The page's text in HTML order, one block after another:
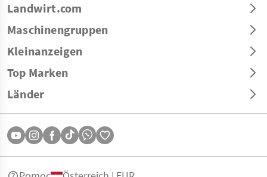
Landwirt.com
Maschinengruppen
Kleinanzeigen
Top Marken
Länder